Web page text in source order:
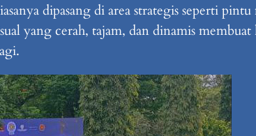
dipasang di area strategis seperti
yang cerah, tajam, dan dinamis